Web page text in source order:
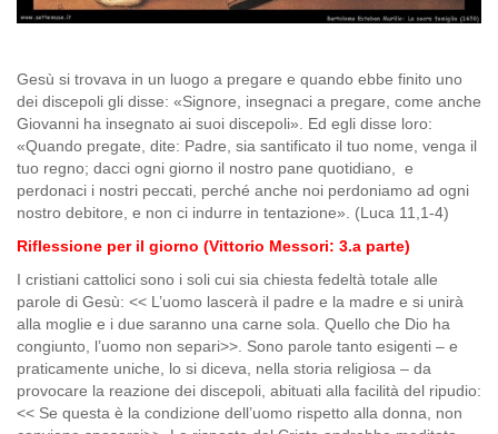
Gesù si trovava in un luogo a pregare e quando ebbe finito uno
dei discepoli gli disse: «Signore, insegnaci a pregare, come anche
Giovanni ha insegnato ai suoi discepoli». Ed egli disse loro:
«Quando pregate, dite: Padre, sia santificato il tuo nome, venga il
tuo regno; dacci ogni giorno il nostro pane quotidiano, e
perdonaci i nostri peccati, perché anche noi perdoniamo ad ogni
nostro debitore, e non ci indurre in tentazione». (Luca 11,1-4)
Riflessione per il giorno (Vittorio Messori: 3.a parte)
I cristiani cattolici sono i soli cui sia chiesta fedeltà totale alle
parole di Gesù: << L’uomo lascerà il padre e la madre e si unirà
alla moglie e i due saranno una carne sola. Quello che Dio ha
congiunto, l’uomo non separi>>. Sono parole tanto esigenti – e
praticamente uniche, lo si diceva, nella storia religiosa – da
provocare la reazione dei discepoli, abituati alla facilità del ripudio:
<< Se questa è la condizione dell’uomo rispetto alla donna, non